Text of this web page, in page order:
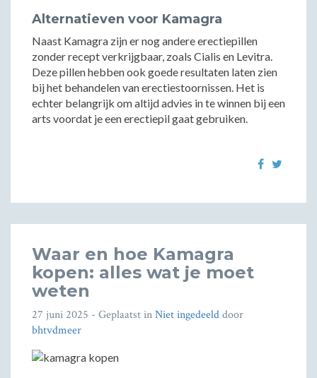
Alternatieven voor Kamagra
Naast Kamagra zijn er nog andere erectiepillen
zonder recept verkrijgbaar, zoals Cialis en Levitra.
Deze pillen hebben ook goede resultaten laten zien
bij het behandelen van erectiestoornissen. Het is
echter belangrijk om altijd advies in te winnen bij een
arts voordat je een erectiepil gaat gebruiken.
Waar en hoe Kamagra
kopen: alles wat je moet
weten
27 juni 2025 - Geplaatst inNiet ingedeelddoor
bhtvdmeer